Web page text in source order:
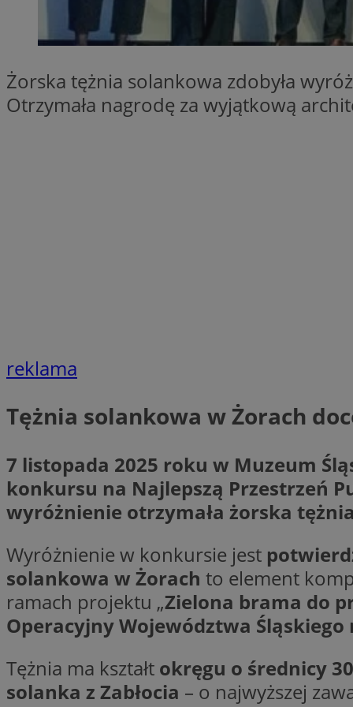
Żorska tężnia solankowa zdobyła
Otrzymała nagrodę za wyjątkową
reklama
Tężnia solankowa w Żorach
7 listopada 2025 roku w Muzeum
konkursu na Najlepszą Przestrzeń
wyróżnienie otrzymała żorska
Wyróżnienie w konkursie jest
solankowa w Żorach to element
ramach projektu „Zielona brama do
Operacyjny Województwa Śląskiego
Tężnia ma kształt okręgu o średnicy
solanka z Zabłocia – o najwyższej
SessID
QeSessID
__cf_bm
CookieScriptConsent
Nazwa
_ga_L2744325BY
_ga
Nazwa
tt_viewer
ADKUID
Nazwa
__mguid_